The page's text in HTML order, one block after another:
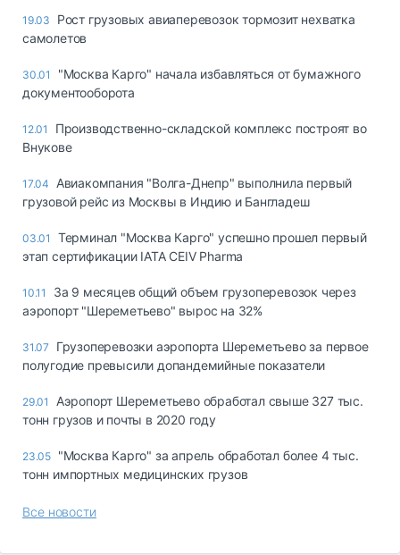
19.03
Рост грузовых авиаперевозок тормозит нехватка
самолетов
30.01
"Москва Карго" начала избавляться от бумажного
документооборота
12.01
Производственно-складской комплекс построят во
Внукове
17.04
Авиакомпания "Волга-Днепр" выполнила первый
грузовой рейс из Москвы в Индию и Бангладеш
03.01
Терминал "Москва Карго" успешно прошел первый
этап сертификации IATA CEIV Pharma
10.11
За 9 месяцев общий объем грузоперевозок через
аэропорт "Шереметьево" вырос на 32%
31.07
Грузоперевозки аэропорта Шереметьево за первое
полугодие превысили допандемийные показатели
29.01
Аэропорт Шереметьево обработал свыше 327 тыс.
тонн грузов и почты в 2020 году
23.05 "Москва Карго" за апрель обработал более 4 тыс.
тонн импортных медицинских грузов
Все новости